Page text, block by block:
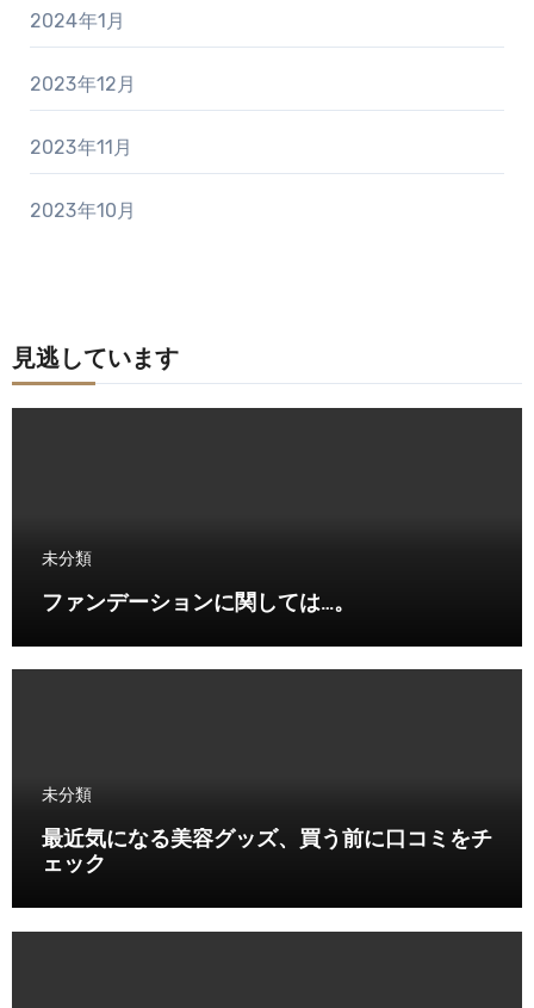
2024年1月
2023年12月
2023年11月
2023年10月
見逃しています
未分類
ファンデーションに関しては…。
未分類
最近気になる美容グッズ、買う前に口コミをチ
ェック